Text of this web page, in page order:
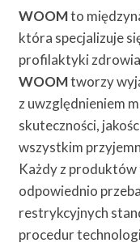
WOOMto
która specjalizuje
profilaktyki
WOOMtworzy
z uwzględnieniem
skuteczności,
wszystkim
Każdy z produktów
odpowiednio
restrykcyjnych
procedur